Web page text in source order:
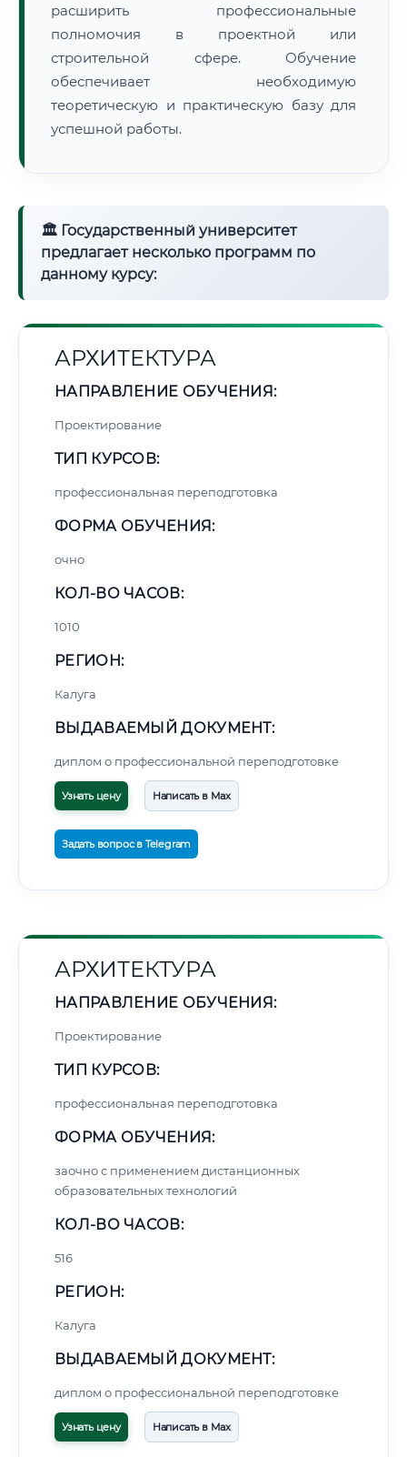
🔍Нажмите на документ для увеличения и просмотра
расширить профессиональные
полномочия в проектной или
строительной сфере. Обучение
обеспечивает необходимую
теоретическую и практическую базу для
успешной работы.
🏛 Государственный университет
предлагает несколько программ по
данному курсу:
АРХИТЕКТУРА
НАПРАВЛЕНИЕ ОБУЧЕНИЯ:
Проектирование
ТИП КУРСОВ:
профессиональная переподготовка
ФОРМА ОБУЧЕНИЯ:
очно
КОЛ-ВО ЧАСОВ:
1010
РЕГИОН:
Калуга
ВЫДАВАЕМЫЙ ДОКУМЕНТ:
диплом о профессиональной переподготовке
Узнать цену Написать в Max
Задать вопрос в Telegram
АРХИТЕКТУРА
НАПРАВЛЕНИЕ ОБУЧЕНИЯ:
Проектирование
ТИП КУРСОВ:
профессиональная переподготовка
ФОРМА ОБУЧЕНИЯ:
заочно с применением дистанционных
образовательных технологий
КОЛ-ВО ЧАСОВ:
516
РЕГИОН:
Калуга
ВЫДАВАЕМЫЙ ДОКУМЕНТ:
диплом о профессиональной переподготовке
Узнать цену Написать в Max